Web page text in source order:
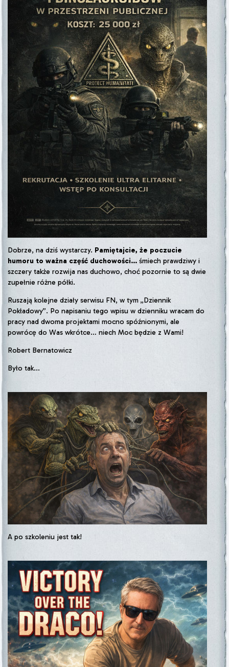
Dobrze, na dziś wystarczy. Pamiętajcie, że poczucie
humoru to ważna część duchowości… śmiech prawdziwy i
szczery także rozwija nas duchowo, choć pozornie to są dwie
zupełnie różne półki.
Ruszają kolejne działy serwisu FN, w tym „Dziennik
Pokładowy”. Po napisaniu tego wpisu w dzienniku wracam do
pracy nad dwoma projektami mocno spóźnionymi, ale
powrócę do Was wkrótce… niech Moc będzie z Wami!
Robert Bernatowicz
Było tak...
A po szkoleniu jest tak!